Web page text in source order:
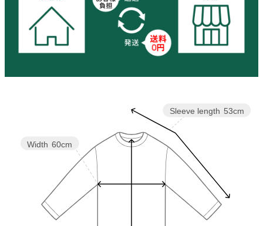
Sleeve length 53cm
Width 60cm